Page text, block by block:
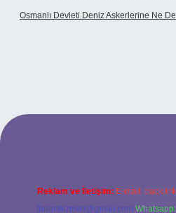
Osmanlı Devleti Deniz Askerlerine Ne
giriş
Reklam ve İletişim: E-mail:
forumhizmeti@gmail.com